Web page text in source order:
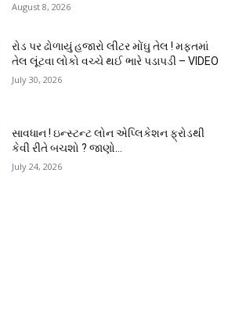
August 8, 2026
રોડ પર ઢોળાયું હજારો લીટર મોંઘુ તેલ ! મફતમાં
તેલ લૂંટવા લોકો વચ્ચે થઈ ભારે પડાપડી – VIDEO
July 30, 2026
સાવધાન ! ઇન્સ્ટન્ટ લોન એપ્લિકેશન ફ્રોડથી
કેવી રીતે બચશો ? જાણો…
July 24, 2026